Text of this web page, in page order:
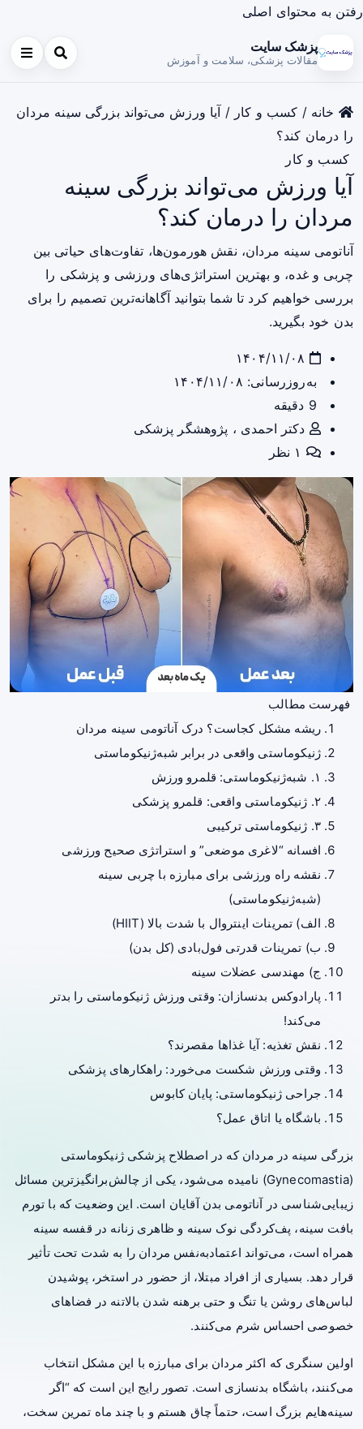
رفتن به محتوای اصلی
پزشک سایت
مقالات پزشکی، سلامت و آموزش
خانه / کسب و کار / آیا ورزش می‌تواند بزرگی سینه مردان
را درمان کند؟
کسب و کار
آیا ورزش می‌تواند بزرگی سینه
مردان را درمان کند؟
آناتومی سینه مردان، نقش هورمون‌ها، تفاوت‌های حیاتی بین
چربی و غده، و بهترین استراتژی‌های ورزشی و پزشکی را
بررسی خواهیم کرد تا شما بتوانید آگاهانه‌ترین تصمیم را برای
بدن خود بگیرید.
به‌روزرسانی: ۱۴۰۴/۱۱/۰۸
دکتر احمدی ، پژوهشگر پزشکی
فهرست مطالب
ریشه مشکل کجاست؟ درک آناتومی سینه مردان
ژنیکوماستی واقعی در برابر شبه‌ژنیکوماستی
۱. شبه‌ژنیکوماستی: قلمرو ورزش
۲. ژنیکوماستی واقعی: قلمرو پزشکی
۳. ژنیکوماستی ترکیبی
افسانه “لاغری موضعی” و استراتژی صحیح ورزشی
نقشه راه ورزشی برای مبارزه با چربی سینه
(شبه‌ژنیکوماستی)
الف) تمرینات اینتروال با شدت بالا (HIIT)
ب) تمرینات قدرتی فول‌بادی (کل بدن)
ج) مهندسی عضلات سینه
پارادوکس بدنسازان: وقتی ورزش ژنیکوماستی را بدتر
می‌کند!
نقش تغذیه: آیا غذاها مقصرند؟
وقتی ورزش شکست می‌خورد: راهکارهای پزشکی
جراحی ژنیکوماستی: پایان کابوس
باشگاه یا اتاق عمل؟
بزرگی سینه در مردان که در اصطلاح پزشکی ژنیکوماستی
(Gynecomastia) نامیده می‌شود، یکی از چالش‌برانگیزترین مسائل
زیبایی‌شناسی در آناتومی بدن آقایان است. این وضعیت که با تورم
بافت سینه، پف‌کردگی نوک سینه و ظاهری زنانه در قفسه سینه
همراه است، می‌تواند اعتماد‌به‌نفس مردان را به شدت تحت تأثیر
قرار دهد. بسیاری از افراد مبتلا، از حضور در استخر، پوشیدن
لباس‌های روشن یا تنگ و حتی برهنه شدن بالاتنه در فضاهای
خصوصی احساس شرم می‌کنند.
اولین سنگری که اکثر مردان برای مبارزه با این مشکل انتخاب
می‌کنند، باشگاه بدنسازی است. تصور رایج این است که “اگر
سینه‌هایم بزرگ است، حتماً چاق هستم و با چند ماه تمرین سخت،